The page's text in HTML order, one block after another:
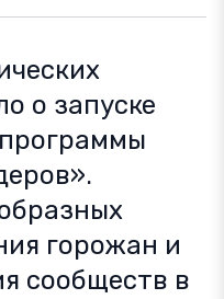
о запуске
горожан и
сообществ в